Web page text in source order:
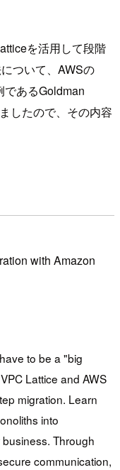
を活用して段階
ついて、AWSの
あるGoldman
したので、その内容
with Amazon
to be a "big
Lattice and AWS
migration. Learn
into
Through
communication,